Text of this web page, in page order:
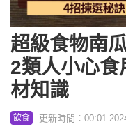
超級食物南
2類人小心食
材知識
飲食 更新時間：00:01